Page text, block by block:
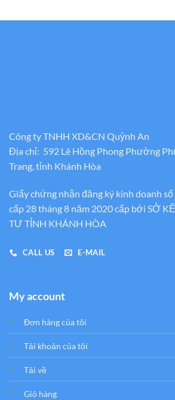
Công ty TNHH XD&CN Quỳnh An
Địa chỉ: 592 Lê Hồng Phong Phường
Trang, tỉnh Khánh Hòa
Giấy chứng nhận đăng ký kinh doanh
cấp 28 tháng 8 năm 2020 cấp bới SỞ
TƯ TỈNH KHÁNH HÒA
CALL US E-MAIL
My account
Đơn hàng của tôi
Tải khoản của tôi
Tải về
Giỏ hàng